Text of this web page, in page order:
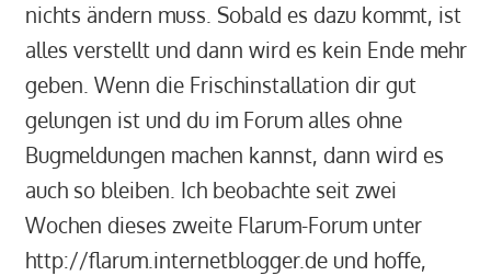
nichts ändern muss. Sobald es dazu kommt, ist
alles verstellt und dann wird es kein Ende mehr
geben. Wenn die Frischinstallation dir gut
gelungen ist und du im Forum alles ohne
Bugmeldungen machen kannst, dann wird es
auch so bleiben. Ich beobachte seit zwei
Wochen dieses zweite Flarum-Forum unter
http://flarum.internetblogger.de und hoffe,